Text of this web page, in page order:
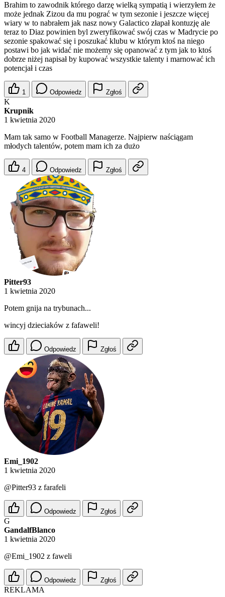
Brahim to zawodnik którego darzę wielką sympatią i wierzyłem że
może jednak Zizou da mu pograć w tym sezonie i jeszcze więcej
wiary w to nabrałem jak nasz nowy Galactico złapał kontuzję ale
teraz to Diaz powinien byl zweryfikować swój czas w Madrycie po
sezonie spakować się i poszukać klubu w którym ktoś na niego
postawi bo jak widać nie możemy się opanować z tym jak to ktoś
dobrze niżej napisał by kupować wszystkie talenty i marnować ich
potencjał i czas
1 Odpowiedz Zgłoś
K
Krupnik
1 kwietnia 2020
Mam tak samo w Football Managerze. Najpierw naściągam
młodych talentów, potem mam ich za dużo
4 Odpowiedz Zgłoś
Pitter93
1 kwietnia 2020
Potem gnija na trybunach...
wincyj dzieciaków z fafaweli!
Odpowiedz Zgłoś
Emi_1902
1 kwietnia 2020
@Pitter93 z farafeli
Odpowiedz Zgłoś
G
GandalfBlanco
1 kwietnia 2020
@Emi_1902 z faweli
Odpowiedz Zgłoś
REKLAMA